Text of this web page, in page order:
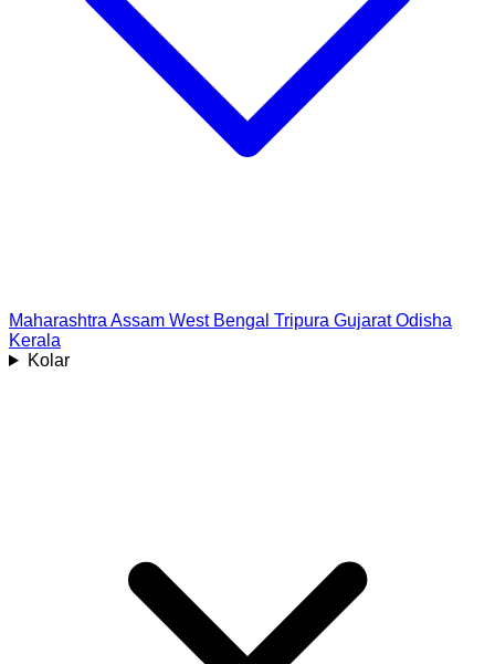
Maharashtra Assam West Bengal Tripura Gujarat Odisha
Kerala
Kolar